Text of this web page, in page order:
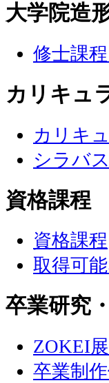
大学院造
修士課
カリキュ
カリキ
シラバス
資格課程
資格課程
取得可
卒業研究
ZOKEI
卒業制